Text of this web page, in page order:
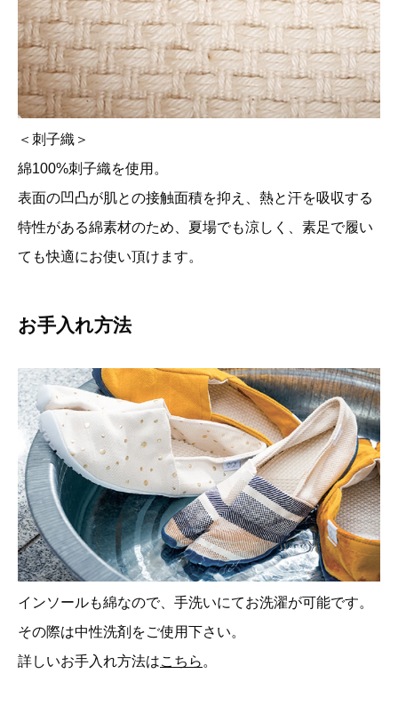
＜刺子織＞
綿100%刺子織を使用。
表面の凹凸が肌との接触面積を抑え、熱と汗を吸収する
特性がある綿素材のため、夏場でも涼しく、素足で履い
ても快適にお使い頂けます。
お手入れ方法
インソールも綿なので、手洗いにてお洗濯が可能です。
その際は中性洗剤をご使用下さい。
詳しいお手入れ方法はこちら 。